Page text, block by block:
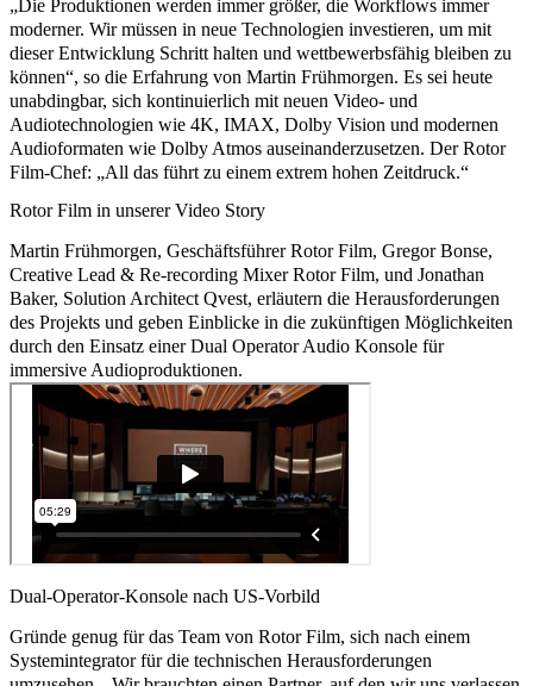
„Die Produktionen werden immer größer, die Workflows immer
moderner. Wir müssen in neue Technologien investieren, um mit
dieser Entwicklung Schritt halten und wettbewerbsfähig bleiben zu
können“, so die Erfahrung von Martin Frühmorgen. Es sei heute
unabdingbar, sich kontinuierlich mit neuen Video- und
Audiotechnologien wie 4K, IMAX, Dolby Vision und modernen
Audioformaten wie Dolby Atmos auseinanderzusetzen. Der Rotor
Film-Chef: „All das führt zu einem extrem hohen Zeitdruck.“
Rotor Film in unserer Video Story
Martin Frühmorgen, Geschäftsführer Rotor Film, Gregor Bonse,
Creative Lead & Re-recording Mixer Rotor Film, und Jonathan
Baker, Solution Architect Qvest, erläutern die Herausforderungen
des Projekts und geben Einblicke in die zukünftigen Möglichkeiten
durch den Einsatz einer Dual Operator Audio Konsole für
immersive Audioproduktionen.
Dual-Operator-Konsole nach US-Vorbild
Gründe genug für das Team von Rotor Film, sich nach einem
Systemintegrator für die technischen Herausforderungen